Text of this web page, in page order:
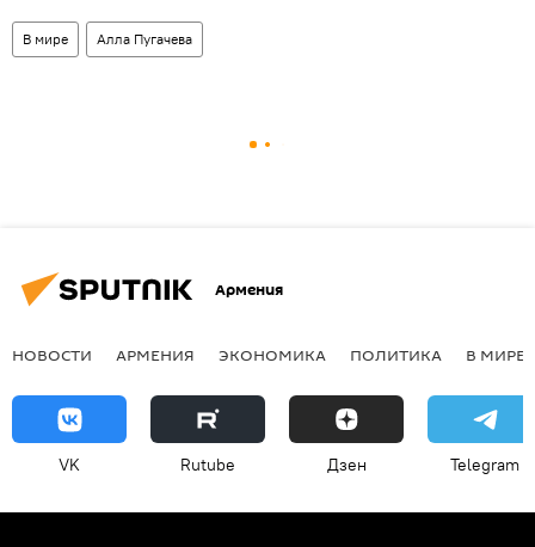
В мире Алла Пугачева
Армения
НОВОСТИ АРМЕНИЯ ЭКОНОМИКА ПОЛИТИКА В МИРЕ
VK Rutube Дзен Telegram